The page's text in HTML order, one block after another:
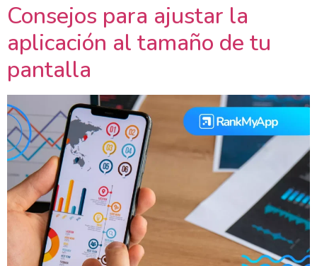
Consejos para ajustar la
aplicación al tamaño de tu
pantalla